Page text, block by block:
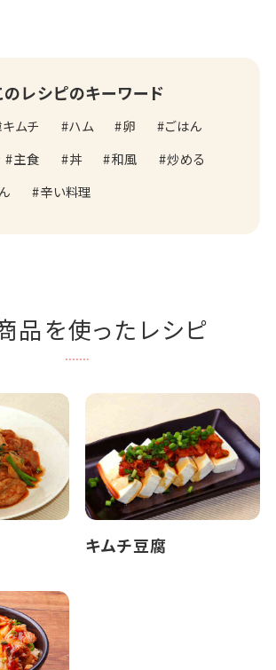
のレシピのキーワード
ムチ ハム 卵
ごはん
主食 丼 和風
炒める
辛い料理
品を使ったレシピ
キムチ豆腐